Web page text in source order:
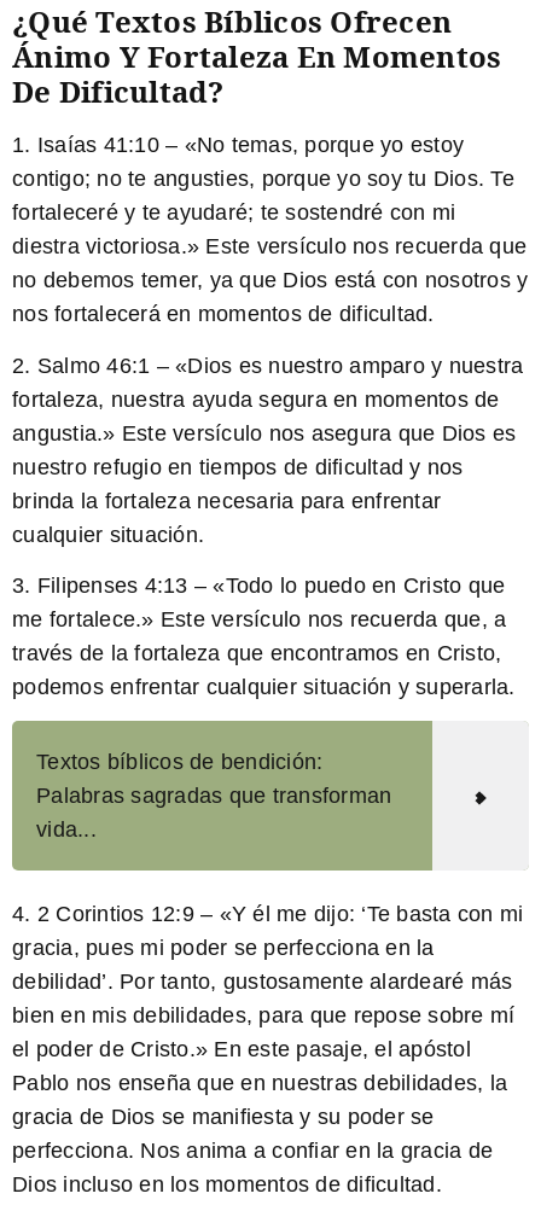
¿Qué Textos Bíblicos Ofrecen
Ánimo Y Fortaleza En Momentos
De Dificultad?
1. Isaías 41:10 – «No temas, porque yo estoy
contigo; no te angusties, porque yo soy tu Dios. Te
fortaleceré y te ayudaré; te sostendré con mi
diestra victoriosa.» Este versículo nos recuerda que
no debemos temer, ya que Dios está con nosotros y
nos fortalecerá en momentos de dificultad.
2. Salmo 46:1 – «Dios es nuestro amparo y nuestra
fortaleza, nuestra ayuda segura en momentos de
angustia.» Este versículo nos asegura que Dios es
nuestro refugio en tiempos de dificultad y nos
brinda la fortaleza necesaria para enfrentar
cualquier situación.
3. Filipenses 4:13 –«Todo lo puedo en Cristo que
me fortalece.» Este versículo nos recuerda que, a
través de la fortaleza que encontramos en Cristo,
podemos enfrentar cualquier situación y superarla.
Textos bíblicos de bendición:
Palabras sagradas que transforman
vida...
4. 2 Corintios 12:9 – «Y él me dijo: ‘Te basta con mi
gracia, pues mi poder se perfecciona en la
debilidad’. Por tanto, gustosamente alardearé más
bien en mis debilidades, para que repose sobre mí
el poder de Cristo.» En este pasaje, el apóstol
Pablo nos enseña que en nuestras debilidades, la
gracia de Dios se manifiesta y su poder se
perfecciona. Nos anima a confiar en la gracia de
Dios incluso en los momentos de dificultad.